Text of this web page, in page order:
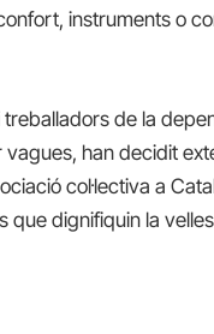
instruments o
de la
han decidit
col·lectiva a
dignifiquin la